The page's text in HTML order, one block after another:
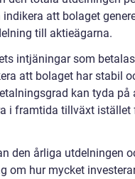
att bolaget
till aktieägarna.
intjäningar som
att bolaget har stabil
kan tyda på
i framtida tillväxt istället
den årliga utdelningen
om hur mycket